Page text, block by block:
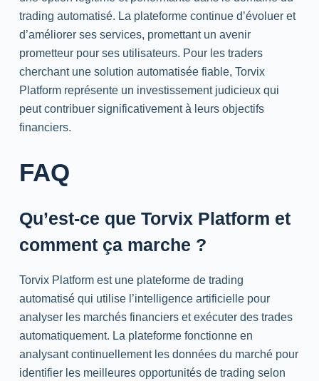
trading automatisé. La plateforme continue d’évoluer et
d’améliorer ses services, promettant un avenir
prometteur pour ses utilisateurs. Pour les traders
cherchant une solution automatisée fiable, Torvix
Platform représente un investissement judicieux qui
peut contribuer significativement à leurs objectifs
financiers.
FAQ
Qu’est-ce que Torvix Platform et
comment ça marche ?
Torvix Platform est une plateforme de trading
automatisé qui utilise l’intelligence artificielle pour
analyser les marchés financiers et exécuter des trades
automatiquement. La plateforme fonctionne en
analysant continuellement les données du marché pour
identifier les meilleures opportunités de trading selon